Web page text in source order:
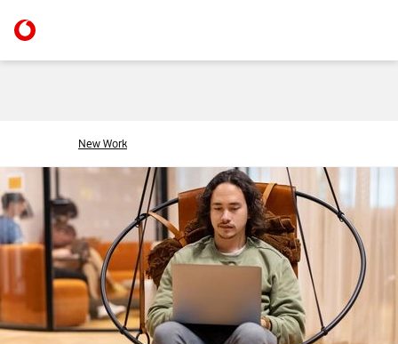
New Work